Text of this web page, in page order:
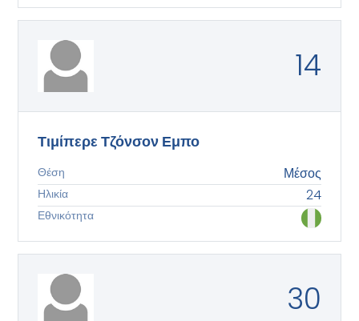
14
Τιμίπερε Τζόνσον Εμπο
Θέση Μέσος
Ηλικία 24
Εθνικότητα
30